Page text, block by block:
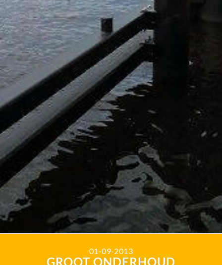
01-09-2013
GROOT ONDERHOUD